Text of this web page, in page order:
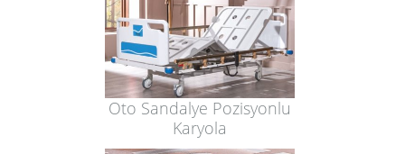
Oto Sandalye Pozisyonlu
Karyola